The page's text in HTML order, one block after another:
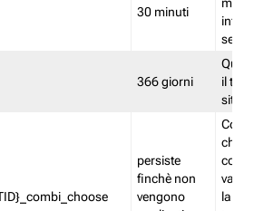
30 minuti
366 giorni
il
sito
persiste
finchè non
vengono
che
la